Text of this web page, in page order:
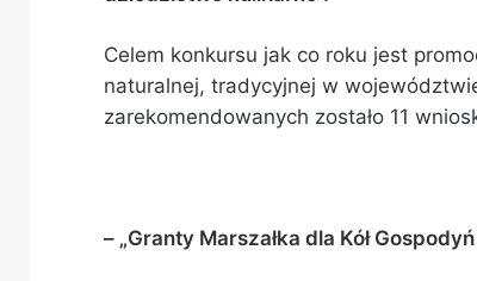
Celem konkursu jak co roku jest
naturalnej, tradycyjnej w
zarekomendowanych zostało 11
– „Granty Marszałka dla Kół